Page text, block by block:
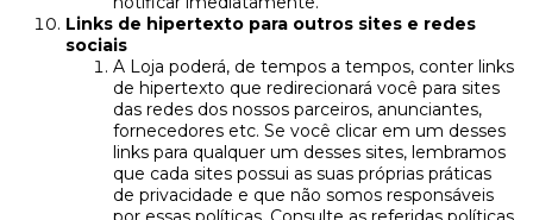
Links de hipertexto para outros sites e redes
sociais
A Loja poderá, de tempos a tempos, conter links
de hipertexto que redirecionará você para sites
das redes dos nossos parceiros, anunciantes,
fornecedores etc. Se você clicar em um desses
links para qualquer um desses sites, lembramos
que cada sites possui as suas próprias práticas
de privacidade e que não somos responsáveis